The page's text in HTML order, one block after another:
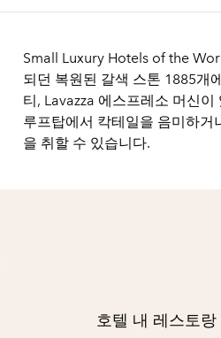
Small Luxury Hotels of the
되던 복원된 갈색 스톤 1885개
티, Lavazza 에스프레소 머신
루프탑에서 칵테일을 음미하거
을 취할 수 있습니다.
호텔 내 레스토랑